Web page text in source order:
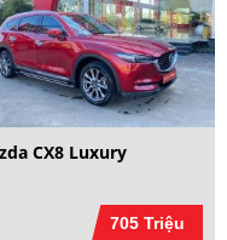
CX8 Luxury
705 Triệu